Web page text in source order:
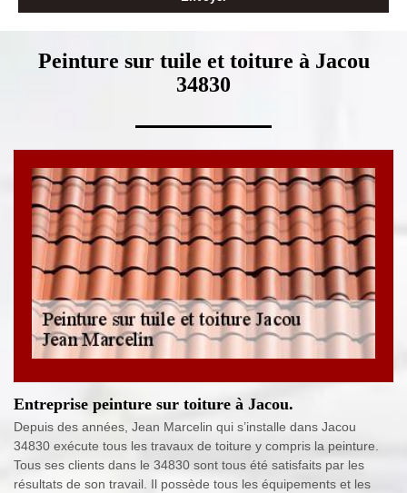
Peinture sur tuile et toiture à Jacou
34830
Entreprise peinture sur toiture à Jacou.
Depuis des années, Jean Marcelin qui s’installe dans Jacou
34830 exécute tous les travaux de toiture y compris la peinture.
Tous ses clients dans le 34830 sont tous été satisfaits par les
résultats de son travail. Il possède tous les équipements et les